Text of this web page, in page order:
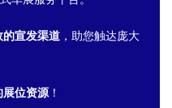
的宣发渠道 ，助您触达庞大
位资源 ！